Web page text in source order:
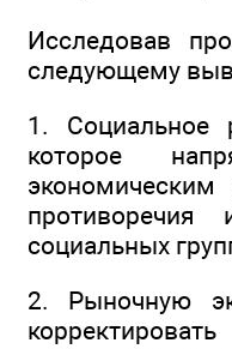
Исследовав
следующему
1. Социальное
которое
экономическим
противоречия
социальных
2. Рыночную